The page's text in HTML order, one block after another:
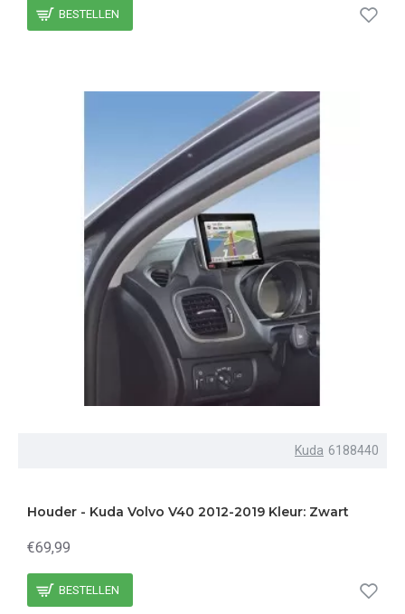
BESTELLEN
Kuda 6188440
Houder - Kuda Volvo V40 2012-2019 Kleur: Zwart
€69,99
BESTELLEN